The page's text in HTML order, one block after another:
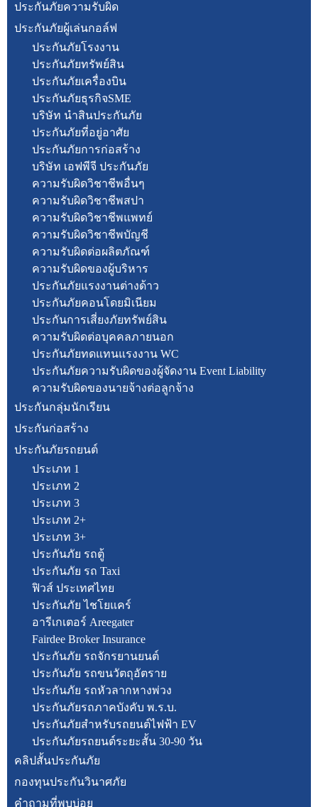
ประกันภัยความรับผิด
ประกันภัยผู้เล่นกอล์ฟ
ประกันภัยโรงงาน
ประกันภัยทรัพย์สิน
ประกันภัยเครื่องบิน
ประกันภัยธุรกิจSME
บริษัท นำสินประกันภัย
ประกันภัยที่อยู่อาศัย
ประกันภัยการก่อสร้าง
บริษัท เอฟพีจี ประกันภัย
ความรับผิดวิชาชีพอื่นๆ
ความรับผิดวิชาชีพสปา
ความรับผิดวิชาชีพแพทย์
ความรับผิดวิชาชีพบัญชี
ความรับผิดต่อผลิตภัณฑ์
ความรับผิดของผู้บริหาร
ประกันภัยแรงงานต่างด้าว
ประกันภัยคอนโดยมิเนียม
ประกันการเสี่ยงภัยทรัพย์สิน
ความรับผิดต่อบุคคลภายนอก
ประกันภัยทดแทนแรงงาน WC
ประกันภัยความรับผิดของผู้จัดงาน Event Liability
ความรับผิดของนายจ้างต่อลูกจ้าง
ประกันกลุ่มนักเรียน
ประกันก่อสร้าง
ประกันภัยรถยนต์
ประเภท 1
ประเภท 2
ประเภท 3
ประเภท 2+
ประเภท 3+
ประกันภัย รถตู้
ประกันภัย รถ Taxi
ฟิวส์ ประเทศไทย
ประกันภัย ไชโยแคร์
อารีเกเตอร์ Areegater
Fairdee Broker Insurance
ประกันภัย รถจักรยานยนต์
ประกันภัย รถขนวัตถุอัตราย
ประกันภัย รถหัวลากหางพ่วง
ประกันภัยรถภาคบังคับ พ.ร.บ.
ประกันภัยสำหรับรถยนต์ไฟฟ้า EV
ประกันภัยรถยนต์ระยะสั้น 30-90 วัน
คลิปสั้นประกันภัย
กองทุนประกันวินาศภัย
คำถามที่พบบ่อย